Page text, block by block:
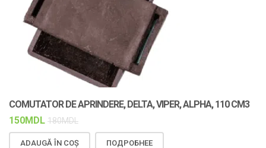
COMUTATOR DE APRINDERE, DELTA, VIPER, ALPHA, 110 CМ3
150MDL 180MDL
ADAUGĂ ÎN COȘ ПОДРОБНЕЕ